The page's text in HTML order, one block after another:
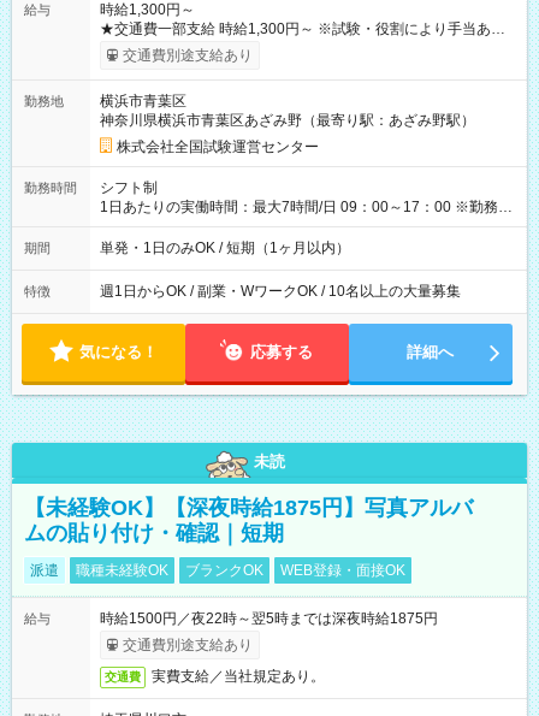
給与
時給1,300円～
★交通費一部支給 時給1,300円～ ※試験・役割により手当あり
※勤務回数により昇給あり 【即給（前払い）オプションあ
り！】 希望される場合、勤務から1週間ほどで給与の一部を受け
例】 ・河合塾模擬試験 8:30～17:30（休憩1時間） 時給1,300円
×8時間＝日収10,400円＋交通費 ※当日の役割により時給＋100
円の場合あり ・国家試験 7:00～13:30（休憩なし） 時給1,300
円（役割手当＋100円）×6時間＝日収8,400円＋交通費 【試用期
間】試用期間なし
交通費別途支給あり
勤務地
横浜市青葉区
神奈川県横浜市青葉区あざみ野（最寄り駅：あざみ野駅）
株式会社全国試験運営センター
勤務時間
シフト制
1日あたりの実働時間：最大7時間/日 09：00～17：00 ※勤務時
間は 試験により異なります。
期間 単発・1日のみOK / 短期（1ヶ月以内）
特徴 週1日からOK / 副業・WワークOK / 10名以上の大量募集
気になる！ 応募する 詳細へ
未読
【未経験OK】【深夜時給1875円】写真アルバ
ムの貼り付け・確認｜短期
派遣 職種未経験OK ブランクOK WEB登録・面接OK
給与
時給1500円／夜22時～翌5時までは深夜時給1875円
交通費別途支給あり
交通費 実費支給／当社規定あり。